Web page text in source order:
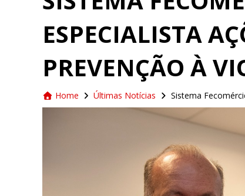
ESPECIALISTA
PREVENÇÃO À
Home Últimas Notícias Sistema